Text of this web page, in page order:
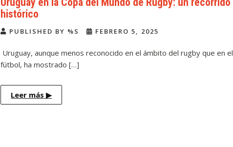
histórico
PUBLISHED BY %S FEBRERO 5, 2025
Uruguay, aunque menos reconocido en el ámbito del rugby que en el
fútbol, ha mostrado […]
Leer más ▶